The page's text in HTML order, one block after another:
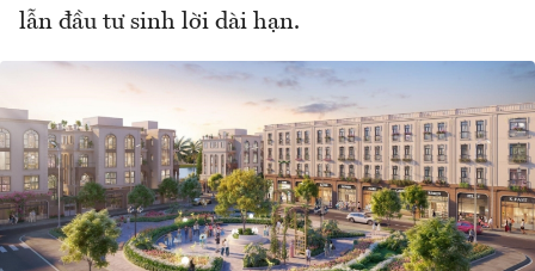
lẫn đầu tư sinh lời dài hạn.